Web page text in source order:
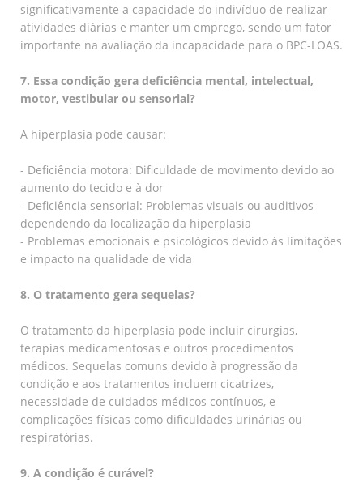
significativamente a capacidade do indivíduo de realizar
atividades diárias e manter um emprego, sendo um fator
importante na avaliação da incapacidade para o BPC-LOAS.
7. Essa condição gera deficiência mental, intelectual,
motor, vestibular ou sensorial?
A hiperplasia pode causar:
- Deficiência motora: Dificuldade de movimento devido ao
aumento do tecido e à dor
- Deficiência sensorial: Problemas visuais ou auditivos
dependendo da localização da hiperplasia
- Problemas emocionais e psicológicos devido às limitações
e impacto na qualidade de vida
8. O tratamento gera sequelas?
O tratamento da hiperplasia pode incluir cirurgias,
terapias medicamentosas e outros procedimentos
médicos. Sequelas comuns devido à progressão da
condição e aos tratamentos incluem cicatrizes,
necessidade de cuidados médicos contínuos, e
complicações físicas como dificuldades urinárias ou
respiratórias.
9. A condição é curável?